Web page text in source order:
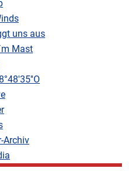
uns aus
Mast
Archiv